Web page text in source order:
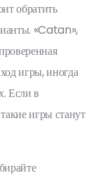
обратить
«Catan»,
игры, иногда
Если в
игры станут